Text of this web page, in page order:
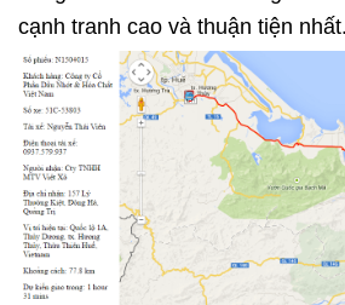
cạnh tranh cao và thuận tiện nhất.